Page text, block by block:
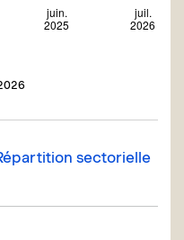
sectorielle